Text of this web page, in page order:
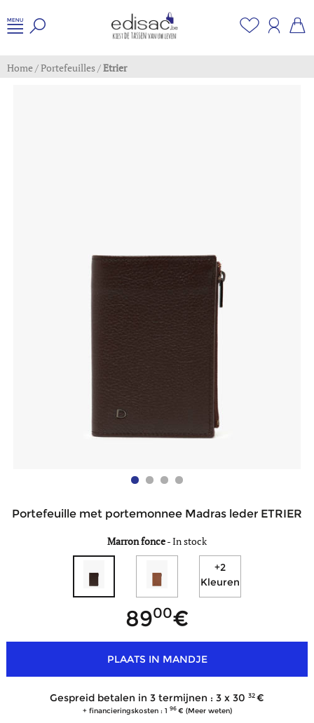
Home/Portefeuilles/Etrier
Portefeuille met portemonnee Madras leder ETRIER
Marron fonce-In stock
+2
Kleuren
8900
PLAATS IN MANDJE
Gespreid betalen in 3 termijnen : 3 x 30 32
+ financieringskosten : 1 96 (Meer weten)